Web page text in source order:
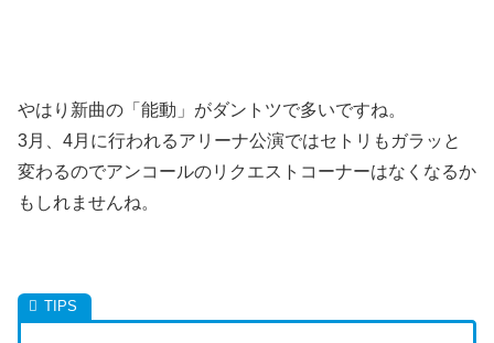
やはり新曲の「能動」がダントツで多いですね。
3月、4月に行われるアリーナ公演ではセトリもガラッと
変わるのでアンコールのリクエストコーナーはなくなるか
もしれませんね。